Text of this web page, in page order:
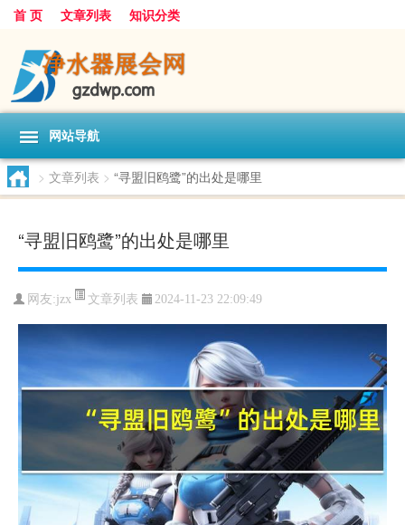
首 页 文章列表 知识分类
网站导航
> 文章列表 > “寻盟旧鸥鹭”的出处是哪里
“寻盟旧鸥鹭”的出处是哪里
网友:jzx 文章列表 2024-11-23 22:09:49